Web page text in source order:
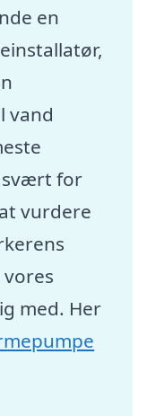
en
vand
svært for
vurdere
med. Her